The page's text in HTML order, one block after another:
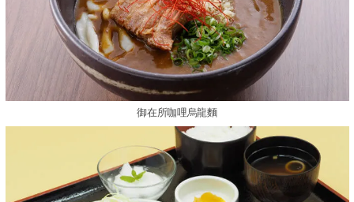
御在所咖哩烏龍麵